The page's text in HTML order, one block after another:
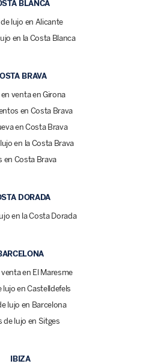
BLANCA
lujo en Alicante
en la Costa Blanca
BRAVA
venta en Girona
en Costa Brava
en Costa Brava
en la Costa Brava
en Costa Brava
DORADA
en la Costa Dorada
en El Maresme
lujo en Castelldefels
lujo en Barcelona
de lujo en Sitges
IBIZA